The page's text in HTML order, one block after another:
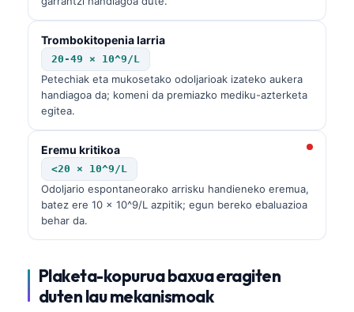
Trombokitopenia larria
20-49 × 10^9/L
Petechiak eta mukosetako odoljarioak izateko aukera
handiagoa da; komeni da premiazko mediku-azterketa
egitea.
Eremu kritikoa
<20 × 10^9/L
Odoljario espontaneorako arrisku handieneko eremua,
batez ere 10 × 10^9/L azpitik; egun bereko ebaluazioa
behar da.
Plaketa-kopurua baxua eragiten
duten lau mekanismoak